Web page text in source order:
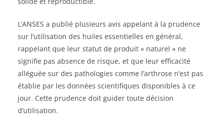
L’ANSES a publié plusieurs avis appelant à la prudence
sur l’utilisation des huiles essentielles en général,
rappelant que leur statut de produit « naturel » ne
signifie pas absence de risque, et que leur efficacité
alléguée sur des pathologies comme l’arthrose n’est pas
établie par les données scientifiques disponibles à ce
jour. Cette prudence doit guider toute décision
d’utilisation.